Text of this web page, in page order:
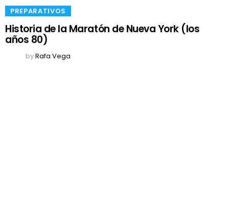
​PREPARATIVOS
Historia de la Maratón de Nueva York (los
años 80)
byRafa Vega